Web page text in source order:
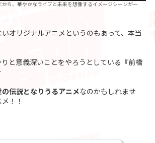
から、華やかなライブと未来を想像するイメージシーンが一
オリジナルアニメというのもあって、本当
と意義深いことをやろうとしている『前橋
の伝説となりうるアニメなのかもしれませ
！！